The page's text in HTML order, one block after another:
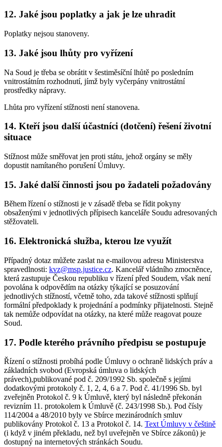
12. Jaké jsou poplatky a jak je lze uhradit
Poplatky nejsou stanoveny.
13. Jaké jsou lhůty pro vyřízení
Na Soud je třeba se obrátit v šestiměsíční lhůtě po posledním
vnitrostátním rozhodnutí, jímž byly vyčerpány vnitrostátní
prostředky nápravy.
Lhůta pro vyřízení stížnosti není stanovena.
14. Kteří jsou další účastníci (dotčení) řešení životní
situace
Stížnost může směřovat jen proti státu, jehož orgány se měly
dopustit namítaného porušení Úmluvy.
15. Jaké další činnosti jsou po žadateli požadovány
Během řízení o stížnosti je v zásadě třeba se řídit pokyny
obsaženými v jednotlivých přípisech kanceláře Soudu adresovaných
stěžovateli.
16. Elektronická služba, kterou lze využít
Případný dotaz můžete zaslat na e-mailovou adresu Ministerstva
spravedlnosti: kvz@msp.justice.cz. Kancelář vládního zmocněnce,
která zastupuje Českou republiku v řízení před Soudem, však není
povolána k odpovědím na otázky týkající se posuzování
jednotlivých stížností, včetně toho, zda takové stížnosti splňují
formální předpoklady k projednání a podmínky přijatelnosti. Stejně
tak nemůže odpovídat na otázky, na které může reagovat pouze
Soud.
17. Podle kterého právního předpisu se postupuje
Řízení o stížnosti probíhá podle Úmluvy o ochraně lidských práv a
základních svobod (Evropská úmluva o lidských
právech),publikované pod č. 209/1992 Sb. společně s jejími
dodatkovými protokoly č. 1, 2, 4, 6 a 7. Pod č. 41/1996 Sb. byl
zveřejněn Protokol č. 9 k Úmluvě, který byl následně překonán
revizním 11. protokolem k Úmluvě (č. 243/1998 Sb.). Pod čísly
114/2004 a 48/2010 byly ve Sbírce mezinárodních smluv
publikovány Protokol č. 13 a Protokol č. 14. Text Úmluvy v češtině
(i když v jiném překladu, než byl uveřejněn ve Sbírce zákonů) je
dostupný na internetových stránkách Soudu.